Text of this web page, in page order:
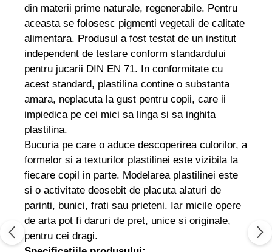
din materii prime naturale, regenerabile. Pentru
aceasta se folosesc pigmenti vegetali de calitate
alimentara. Produsul a fost testat de un institut
independent de testare conform standardului
pentru jucarii DIN EN 71. In conformitate cu
acest standard, plastilina contine o substanta
amara, neplacuta la gust pentru copii, care ii
impiedica pe cei mici sa linga si sa inghita
plastilina.
Bucuria pe care o aduce descoperirea culorilor, a
formelor si a texturilor plastilinei este vizibila la
fiecare copil in parte. Modelarea plastilinei este
si o activitate deosebit de placuta alaturi de
parinti, bunici, frati sau prieteni. Iar micile opere
de arta pot fi daruri de pret, unice si originale,
pentru cei dragi.